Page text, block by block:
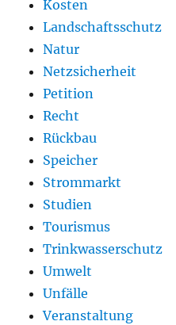
Kosten
Landschaftsschutz
Natur
Netzsicherheit
Petition
Recht
Rückbau
Speicher
Strommarkt
Studien
Tourismus
Trinkwasserschutz
Umwelt
Unfälle
Veranstaltung